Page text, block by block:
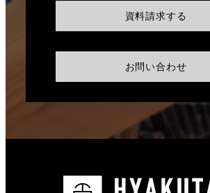
資料請求する
お問い合わせ